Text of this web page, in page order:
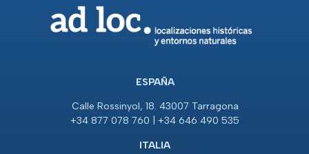
ESPAÑA
Calle Rossinyol, 18. 43007 Tarragona
+34 877 078 760 | +34 646 490 535
ITALIA